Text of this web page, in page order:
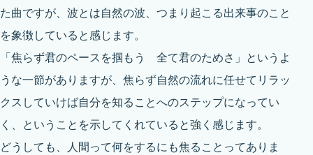
た曲ですが、波とは自然の波、つまり起こる出来事のこと
を象徴していると感じます。
「焦らず君のペースを掴もう 全て君のためさ」というよ
うな一節がありますが、焦らず自然の流れに任せてリラッ
クスしていけば自分を知ることへのステップになってい
く、ということを示してくれていると強く感じます。
どうしても、人間って何をするにも焦ることってありま